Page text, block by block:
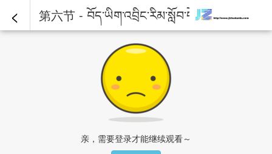
< 第六节 - བོད་ཡིག་འབྲིང་རིམ་སློབ་དེབ་སྦྱོར་ཀློག
亲，需要登录才能继续观看～